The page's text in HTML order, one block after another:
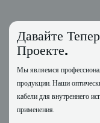
Давайте
Проекте.
Мы являемся
продукции. Наши
кабели для внутреннего
применения.